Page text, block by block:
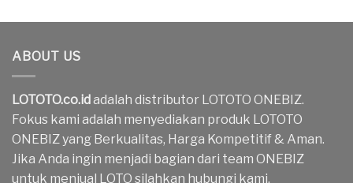
ABOUT US
LOTOTO.co.idadalah distributor LOTOTO ONEBIZ.
Fokus kami adalah menyediakan produk LOTOTO
ONEBIZ yang Berkualitas, Harga Kompetitif & Aman.
Jika Anda ingin menjadi bagian dari team ONEBIZ
untuk menjual LOTO silahkan hubungi kami.